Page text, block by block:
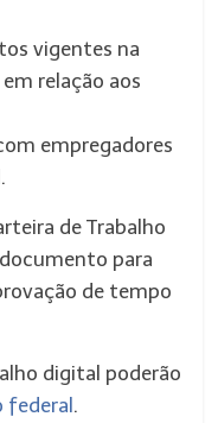
vigentes na
relação aos
empregadores
de Trabalho
para
de tempo
digital poderão
federal .